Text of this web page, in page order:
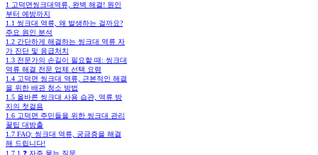
1 고덕면씽크대역류, 완벽 해결! 원인
부터 예방까지
1.1 씽크대 역류, 왜 발생하는 걸까요?
주요 원인 분석
1.2 간단하게 해결하는 씽크대 역류 자
가 진단 및 응급처치
1.3 전문가의 손길이 필요할 때: 씽크대
역류 해결 전문 업체 선택 요령
1.4 고덕면 씽크대 역류, 근본적인 해결
을 위한 배관 청소 방법
1.5 올바른 씽크대 사용 습관, 역류 방
지의 첫걸음
1.6 고덕면 주민들을 위한 씽크대 관리
꿀팁 대방출
1.7 FAQ: 씽크대 역류, 궁금증을 해결
해 드립니다!